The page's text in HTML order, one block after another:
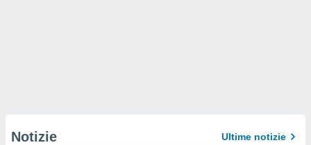
Notizie Ultime notizie